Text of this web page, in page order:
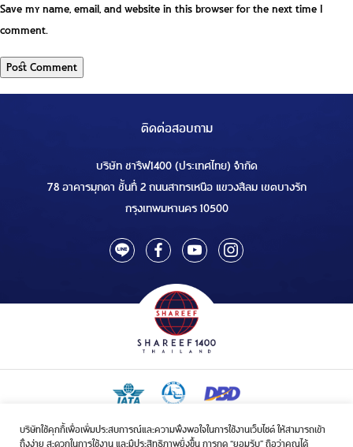
บริษัทใช้คุกกี้เพื่อเพิ่มประสบการณ์และความพึงพอใจในการใช้งานเว็บไซต์ ให้สามารถเข้า
ถึงง่าย สะดวกในการใช้งาน และมีประสิทธิภาพยิ่งขึ้น การกด “ยอมรับ” ถือว่าคุณได้
Save my name, email, and website in this browser for the next time I
comment.
ติดต่อสอบถาม
บริษัท ชารีฟ1400 (ประเทศไทย) จำกัด
78 อาคารมุกดา ชั้นที่ 2 ถนนสาทรเหนือ แขวงสีลม เขตบางรัก
กรุงเทพมหานคร 10500
ใบอนุญาตเป็นผู้ประกอบกิจการรับจัดบริการขนส่งในกิจการฮัจย์เลขที่ 1/2568